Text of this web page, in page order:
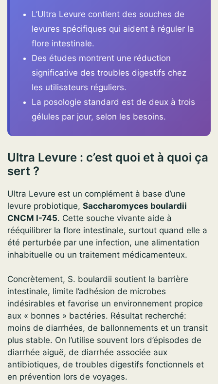
L’Ultra Levure contient des souches de
levures spécifiques qui aident à réguler la
flore intestinale.
Des études montrent une réduction
significative des troubles digestifs chez
les utilisateurs réguliers.
La posologie standard est de deux à trois
gélules par jour, selon les besoins.
Ultra Levure : c’est quoi et à quoi ça
sert ?
Ultra Levure est un complément à base d’une
levure probiotique, Saccharomyces boulardii
CNCM I-745. Cette souche vivante aide à
rééquilibrer la flore intestinale, surtout quand elle a
été perturbée par une infection, une alimentation
inhabituelle ou un traitement médicamenteux.
Concrètement, S. boulardii soutient la barrière
intestinale, limite l’adhésion de microbes
indésirables et favorise un environnement propice
aux « bonnes » bactéries. Résultat recherché:
moins de diarrhées, de ballonnements et un transit
plus stable. On l’utilise souvent lors d’épisodes de
diarrhée aiguë, de diarrhée associée aux
antibiotiques, de troubles digestifs fonctionnels et
en prévention lors de voyages.